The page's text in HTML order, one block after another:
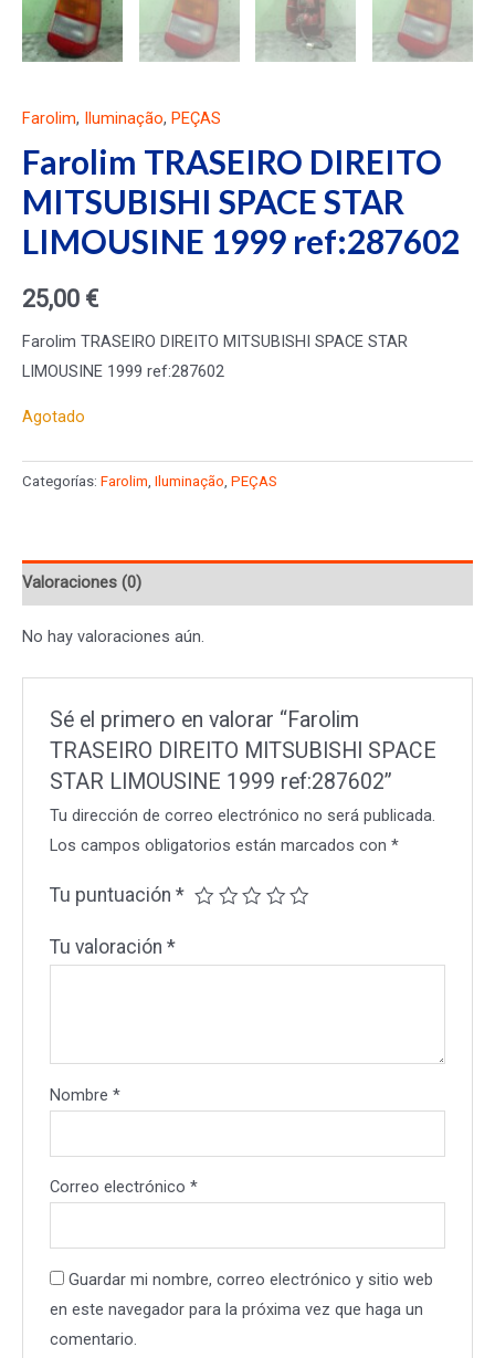
Farolim, Iluminação, PEÇAS
Farolim TRASEIRO DIREITO
MITSUBISHI SPACE STAR
LIMOUSINE 1999 ref:287602
25,00 €
Farolim TRASEIRO DIREITO MITSUBISHI SPACE STAR
LIMOUSINE 1999 ref:287602
Agotado
Categorías: Farolim, Iluminação, PEÇAS
Valoraciones (0)
No hay valoraciones aún.
Sé el primero en valorar “Farolim
TRASEIRO DIREITO MITSUBISHI SPACE
STAR LIMOUSINE 1999 ref:287602”
Tu dirección de correo electrónico no será publicada.
Los campos obligatorios están marcados con*
Tu puntuación*
Tu valoración*
Nombre*
Correo electrónico*
Guardar mi nombre, correo electrónico y sitio web
en este navegador para la próxima vez que haga un
comentario.